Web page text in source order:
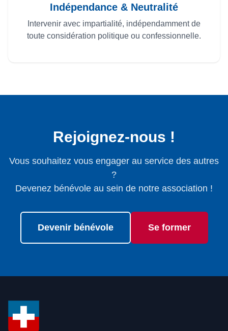
Indépendance & Neutralité
Intervenir avec impartialité, indépendamment de
toute considération politique ou confessionnelle.
Rejoignez-nous !
Vous souhaitez vous engager au service des autres
?
Devenez bénévole au sein de notre association !
Devenir bénévole Se former